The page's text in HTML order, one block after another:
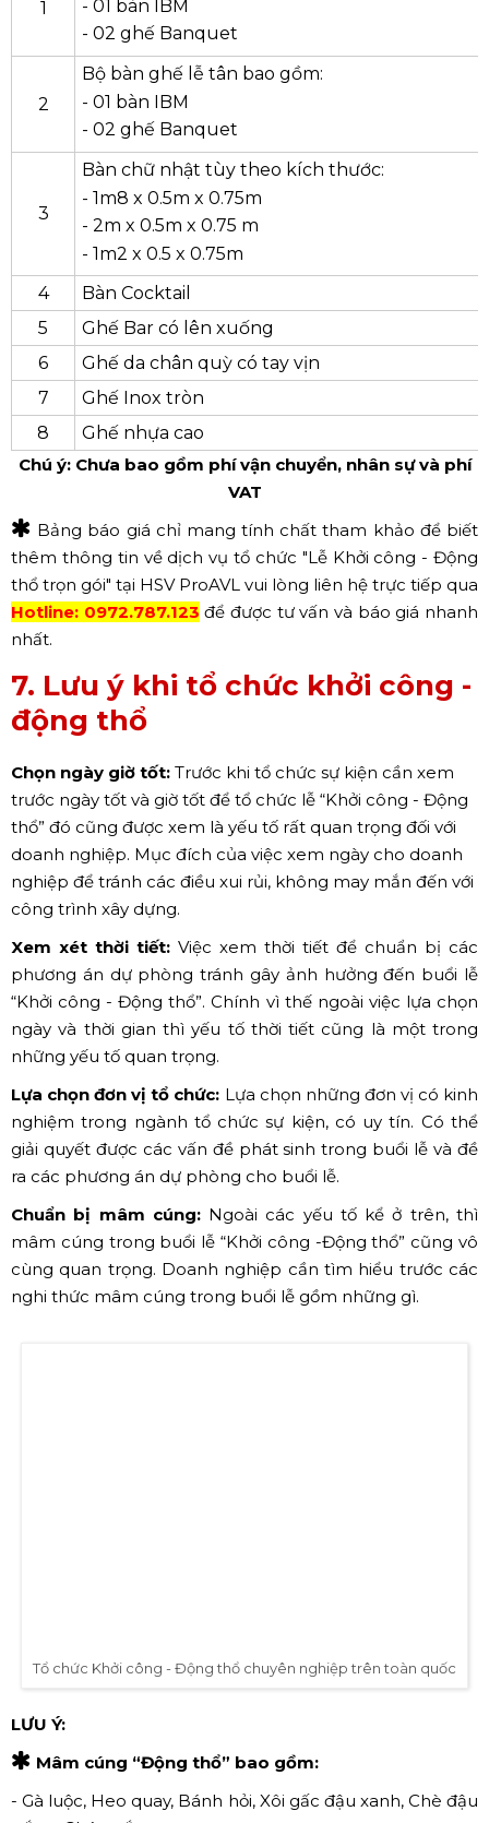
6.3. Báo giá tham khảo dịch vụ cho thuê
bàn ghế
DANH MỤC
1
Bộ bàn ghế đại biểu, bàn IBM bao gồm:
- 01 bàn IBM
- 02 ghế Banquet
2
Bộ bàn ghế lễ tân bao gồm:
- 01 bàn IBM
- 02 ghế Banquet
3
Bàn chữ nhật tùy theo kích thước:
- 1m8 x 0.5m x 0.75m
- 2m x 0.5m x 0.75 m
- 1m2 x 0.5 x 0.75m
5
Ghế Bar có lên xuống
6
Ghế da chân quỳ có tay vịn
7
Ghế Inox tròn
8
VAT
Bảng báo giá chỉ mang tính chất tham khảo để biết
thổ trọn gói" tại HSV ProAVL vui lòng liên hệ trực tiếp qua
Hotline:0972.787.123 để được tư vấn và báo giá nhanh
nhất.
7. Lưu ý khi tổ chức khởi công -
động thổ
Chọn ngày giờ tốt:Trước khi tổ chức sự kiện cần xem
trước ngày tốt và giờ tốt để tổ chức lễ “Khởi công - Động
thổ” đó cũng được xem là yếu tố rất quan trọng đối với
doanh nghiệp. Mục đích của việc xem ngày cho doanh
nghiệp để tránh các điều xui rủi, không may mắn đến với
công trình xây dựng.
Xem xét thời tiết: Việc xem thời tiết để chuẩn bị các
phương án dự phòng tránh gây ảnh hưởng đến buổi lễ
“Khởi công - Động thổ”. Chính vì thế ngoài việc lựa chọn
ngày và thời gian thì yếu tố thời tiết cũng là một trong
những yếu tố quan trọng.
Lựa chọn đơn vị tổ chức:Lựa chọn những đơn vị có kinh